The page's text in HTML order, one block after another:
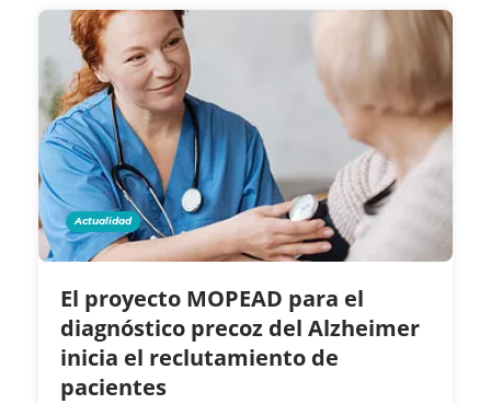
Actualidad
El proyecto MOPEAD para el
diagnóstico precoz del Alzheimer
inicia el reclutamiento de
pacientes